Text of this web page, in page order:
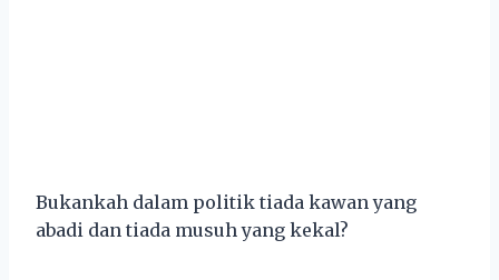
Bukankah dalam politik tiada kawan yang
abadi dan tiada musuh yang kekal?